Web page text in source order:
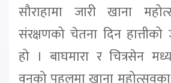
सौराहामा जारी खाना
संरक्षणको चेतना दिन
हो । बाघमारा र चित्रसेन